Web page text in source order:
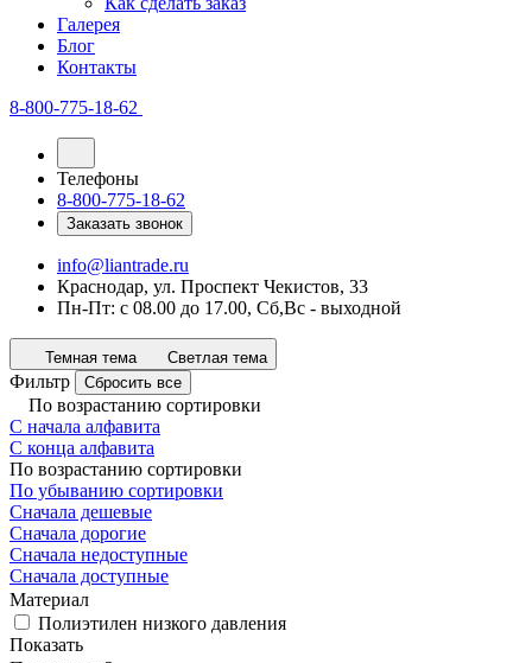
Галерея
Блог
Контакты
8-800-775-18-62
Телефоны
8-800-775-18-62
Заказать звонок
info@liantrade.ru
Краснодар, ул. Проспект Чекистов, 33
Пн-Пт: c 08.00 до 17.00, Cб,Вс - выходной
Темная тема Светлая тема
Фильтр Сбросить все
По возрастанию сортировки
С начала алфавита
С конца алфавита
По возрастанию сортировки
По убыванию сортировки
Сначала дешевые
Сначала дорогие
Сначала недоступные
Сначала доступные
Материал
Полиэтилен низкого давления
Показать